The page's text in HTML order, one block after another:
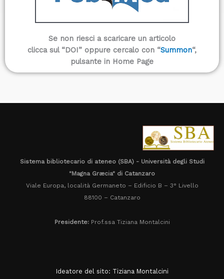
Se non riesci a scaricare un articolo
clicca sul “DOI” oppure cercalo con “Summon“,
pulsante in Home Page
Sistema bibliotecario di ateneo (SBA) - Università degli Studi
"Magna Græcia" di Catanzaro
Viale Europa, località Germaneto – Edificio B – 3° Livello
88100 – Catanzaro
Presidente:Prof.ssa Tiziana Montalcini
Ideatore del sito: Tiziana Montalcini